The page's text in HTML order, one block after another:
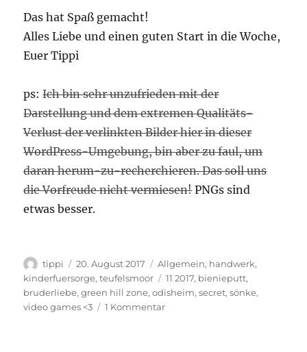
Das hat Spaß gemacht!
Alles Liebe und einen guten Start in die Woche,
Euer Tippi
ps:Ich bin sehr unzufrieden mit der
Darstellung und dem extremen Qualitäts-
Verlust der verlinkten Bilder hier in dieser
WordPress-Umgebung, bin aber zu faul, um
daran herum-zu-recherchieren. Das soll uns
die Vorfreude nicht vermiesen!PNGs sind
etwas besser.
Autor
tippi
Veröffentlicht
am
20. August 2017 Kategorien
Allgemein, handwerk,
kinderfuersorge,teufelsmoor Schlagwörter
11 2017, bienieputt,
bruderliebe,green hill zone,odisheim,secret,sönke,
video games <3
1 Kommentarzu